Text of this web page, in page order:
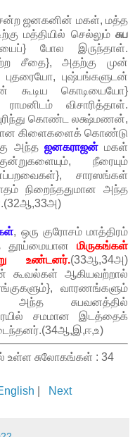
சென்ற ஜனகனின் மகள், மத்த
மத்தியில் செல்லும் சுப
போல இருந்தாள்.
சீதை}, அதற்கு முன்
புஷ்பங்களுடன்
கூடிய கொடியையோ}
விசாரித்தாள்.
கொண்ட லக்ஷ்மணன்,
கிளைகளைக் கொண்டு
அந்த ஜனகராஜன்மகள்
நீரையும்
சாரஸங்கள்
நிறைந்ததுமான அந்த
, ஒரு குரோசம் மாத்திரம்
தூய்மையான மிருகங்கள்
உண்டனர்.(33ஆ,34அ)
கூவல்கள் ஆகியவற்றால்
வாரணங்களும்
அந்த சுபவனத்தில்
சமமான இடத்தைக்
உள்ள சுலோகங்கள் : 34
Next